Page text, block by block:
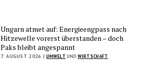
Ungarn atmet auf: Energieengpass nach
Hitzewelle vorerst überstanden – doch
Paks bleibt angespannt
7. AUGUST 2026 | UMWELT UND WIRTSCHAFT